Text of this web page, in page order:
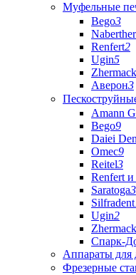
Муфельные
Bego3
Renfert2
Ugin5
Zhermack
Аверон3
Amann
Bego9
Daiei
Omec9
Reitel3
Renfert и
Saratoga3
Silfradent
Ugin2
Zhermack
Спарк-
Аппараты для
Фрезерные